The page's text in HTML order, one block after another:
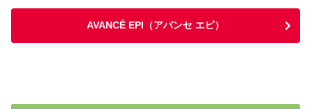
AVANCÉ EPI（アバンセ エピ）